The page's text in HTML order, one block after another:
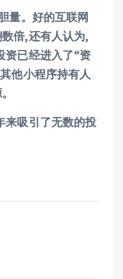
量。好的互联网
倍,还有人认为,
资已经进入了“资
他小程序持有人
来吸引了无数的投